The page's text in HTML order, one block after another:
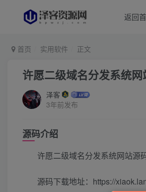
返回
首页 实用软件 正文
许愿二级域名分发系统
泽客
3年前发布
源码介绍
许愿二级域名分发系统网站源
源码下载地址：https://